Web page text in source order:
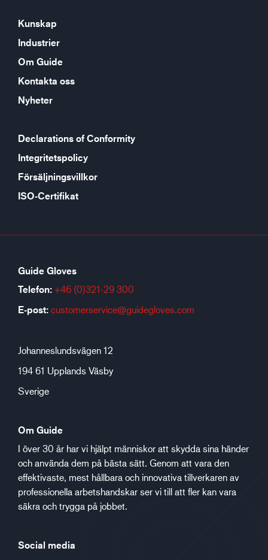
Kunskap
Industrier
Om Guide
Kontakta oss
Nyheter
Declarations of Conformity
Integritetspolicy
Försäljningsvillkor
ISO-Certifikat
Guide Gloves
Telefon: +46 (0)321-29 300
E-post: customerservice@guidegloves.com
Johanneslundsvägen 12
194 61 Upplands Väsby
Sverige
Om Guide
I över 30 år har vi hjälpt människor att skydda sina händer
och använda dem på bästa sätt. Genom att vara den
effektivaste, mest hållbara och innovativa tillverkaren av
professionella arbetshandskar ser vi till att fler kan vara
säkra och trygga på jobbet.
Social media